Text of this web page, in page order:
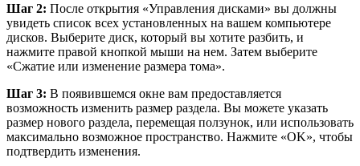
Шаг 2: После открытия «Управления дисками» вы должны
увидеть список всех установленных на вашем компьютере
дисков. Выберите диск, который вы хотите разбить, и
нажмите правой кнопкой мыши на нем. Затем выберите
«Сжатие или изменение размера тома».
Шаг 3: В появившемся окне вам предоставляется
возможность изменить размер раздела. Вы можете указать
размер нового раздела, перемещая ползунок, или использовать
максимально возможное пространство. Нажмите «OK», чтобы
подтвердить изменения.